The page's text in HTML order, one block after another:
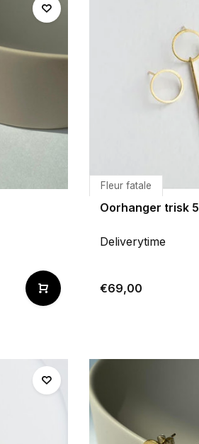
Fleur fatale
Oorhanger trisk 5
Deliverytime
€69,00